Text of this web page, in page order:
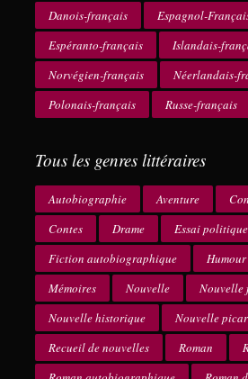
Danois-français
Espagnol-
Espéranto-français
Islandais-
Norvégien-français
Néerlandais-
Polonais-français
Russe-français
Tous les genres littéraires
Autobiographie Aventure
Contes
Drame Essai politique
Fiction autobiographique
Humour
Mémoires
Nouvelle
Nouvelle
Nouvelle historique
Nouvelle
Recueil de nouvelles
Roman